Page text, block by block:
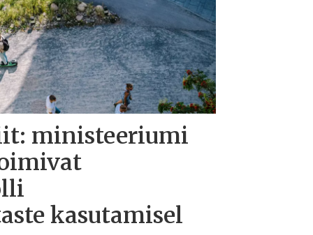
ministeeriumi
kasutamisel